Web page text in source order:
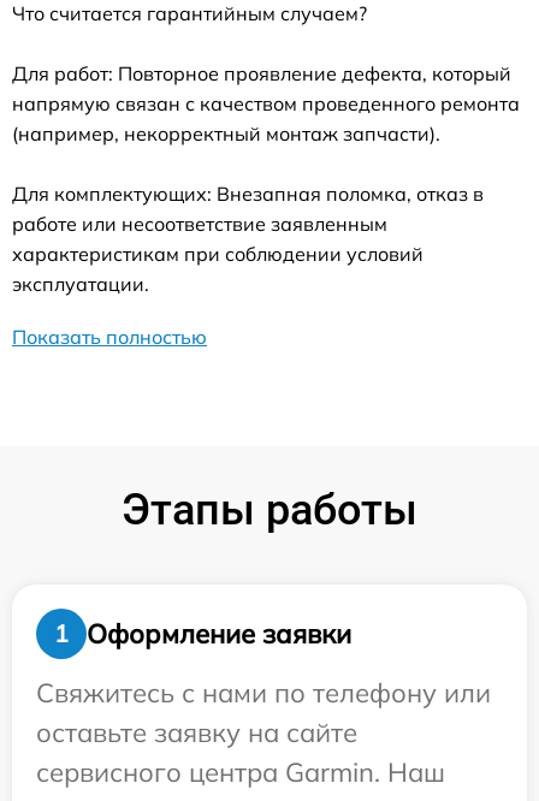
Что считается гарантийным случаем?
Для работ: Повторное проявление дефекта, который
напрямую связан с качеством проведенного ремонта
(например, некорректный монтаж запчасти).
Для комплектующих: Внезапная поломка, отказ в
работе или несоответствие заявленным
характеристикам при соблюдении условий
эксплуатации.
Показать полностью
Этапы работы
1
Оформление заявки
Свяжитесь с нами по телефону или
оставьте заявку на сайте
сервисного центра Garmin. Наш